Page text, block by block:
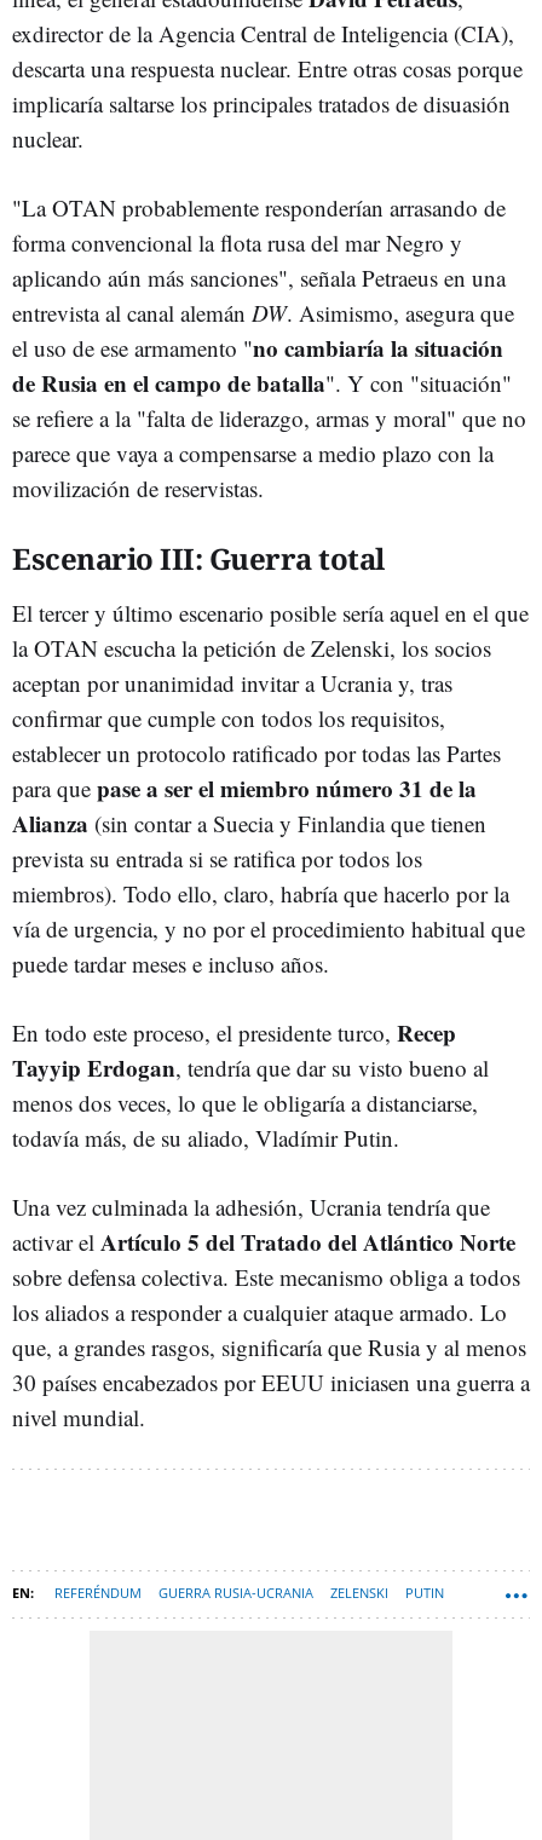
exdirector de la Agencia Central de Inteligencia (CIA),
descarta una respuesta nuclear. Entre otras cosas porque
implicaría saltarse los principales tratados de disuasión
nuclear.
"La OTAN probablemente responderían arrasando de
forma convencional la flota rusa del mar Negro y
aplicando aún más sanciones", señala Petraeus en una
entrevista al canal alemán DW. Asimismo, asegura que
el uso de ese armamento "no cambiaría la situación
de Rusia en el campo de batalla". Y con "situación"
se refiere a la "falta de liderazgo, armas y moral" que no
parece que vaya a compensarse a medio plazo con la
movilización de reservistas.
Escenario III: Guerra total
El tercer y último escenario posible sería aquel en el que
la OTAN escucha la petición de Zelenski, los socios
aceptan por unanimidad invitar a Ucrania y, tras
confirmar que cumple con todos los requisitos,
establecer un protocolo ratificado por todas las Partes
para que pase a ser el miembro número 31 de la
Alianza (sin contar a Suecia y Finlandia que tienen
prevista su entrada si se ratifica por todos los
miembros). Todo ello, claro, habría que hacerlo por la
vía de urgencia, y no por el procedimiento habitual que
puede tardar meses e incluso años.
En todo este proceso, el presidente turco, Recep
Tayyip Erdogan, tendría que dar su visto bueno al
menos dos veces, lo que le obligaría a distanciarse,
todavía más, de su aliado, Vladímir Putin.
Una vez culminada la adhesión, Ucrania tendría que
activar el Artículo 5 del Tratado del Atlántico Norte
sobre defensa colectiva. Este mecanismo obliga a todos
los aliados a responder a cualquier ataque armado. Lo
que, a grandes rasgos, significaría que Rusia y al menos
30 países encabezados por EEUU iniciasen una guerra a
nivel mundial.
REFERÉNDUM GUERRA RUSIA-UCRANIA ZELENSKI PUTIN